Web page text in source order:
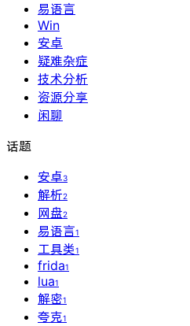
易语言
Win
安卓
疑难杂症
技术分析
资源分享
闲聊
话题
安卓3
解析2
网盘2
易语言1
工具类1
frida1
lua1
解密1
夸克1